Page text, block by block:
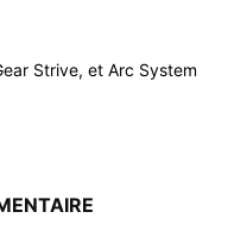
Strive, et Arc System